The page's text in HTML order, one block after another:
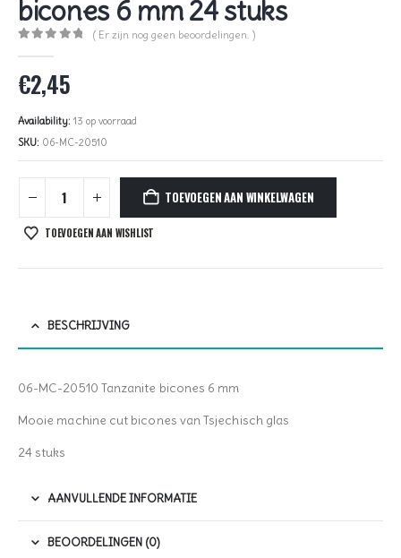
bicones 6 mm 24 stuks
( Er zijn nog geen beoordelingen. )
€2,45
Availability: 13 op voorraad
SKU: 06-MC-20510
TOEVOEGEN AAN WINKELWAGEN
TOEVOEGEN AAN WISHLIST
BESCHRIJVING
06-MC-20510 Tanzanite bicones 6 mm
Mooie machine cut bicones van Tsjechisch glas
24 stuks
AANVULLENDE INFORMATIE
BEOORDELINGEN (0)